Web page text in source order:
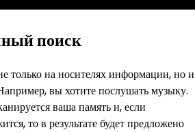
поиск
только на носителях информации, но и
вы хотите послушать музыку.
ваша память и, если
то в результате будет предложено